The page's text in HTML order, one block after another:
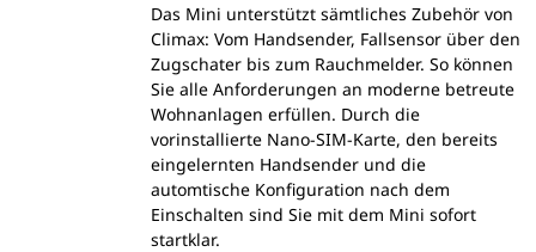
Das Mini unterstützt sämtliches Zubehör von
Climax: Vom Handsender, Fallsensor über den
Zugschater bis zum Rauchmelder. So können
Sie alle Anforderungen an moderne betreute
Wohnanlagen erfüllen. Durch die
vorinstallierte Nano-SIM-Karte, den bereits
eingelernten Handsender und die
automtische Konfiguration nach dem
Einschalten sind Sie mit dem Mini sofort
startklar.